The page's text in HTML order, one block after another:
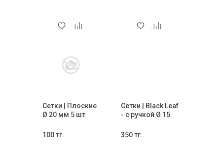
Сетки | Плоские
Ø 20 мм 5 шт
100 тг.
Сетки | Black Leaf
- с ручкой Ø 15
350 тг.